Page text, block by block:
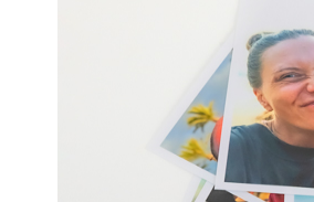
Выберите из списка:
15х15
15х20
20х20
20х30
30х30
30х40
Фото
в